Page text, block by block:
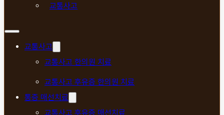
교통사고
교통사고
교통사고 한의원 치료
교통사고 후유증 한의원 치료
통증 매선치료
교통사고 후유증 매선치료